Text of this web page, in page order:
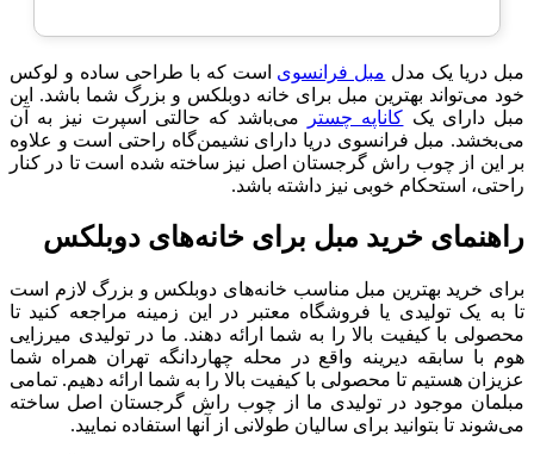
مبل دریا یک مدل مبل فرانسوی است که با طراحی ساده و لوکس
خود می‌تواند بهترین مبل برای خانه دوبلکس و بزرگ شما باشد. این
مبل دارای یک کاناپه چستر
می‌باشد که حالتی اسپرت نیز به آن
می‌بخشد. مبل فرانسوی دریا دارای نشیمن‌گاه راحتی است و علاوه
بر این از چوب راش گرجستان اصل نیز ساخته شده است تا در کنار
راحتی، استحکام خوبی نیز داشته باشد.
راهنمای خرید مبل برای خانه‌های دوبلکس
برای خرید بهترین مبل مناسب خانه‌های دوبلکس و بزرگ لازم است
تا به یک تولیدی یا فروشگاه معتبر در این زمینه مراجعه کنید تا
محصولی با کیفیت بالا را به شما ارائه دهند. ما در تولیدی میرزایی
هوم با سابقه دیرینه واقع در محله چهاردانگه تهران همراه شما
عزیزان هستیم تا محصولی با کیفیت بالا را به شما ارائه دهیم. تمامی
مبلمان موجود در تولیدی ما از چوب راش گرجستان اصل ساخته
می‌شوند تا بتوانید برای سالیان طولانی از آنها استفاده نمایید.